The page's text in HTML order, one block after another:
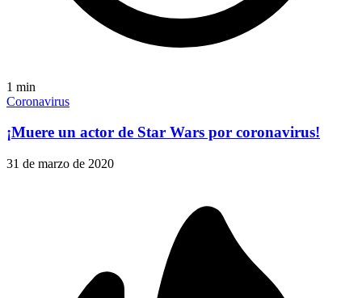
1 min
Coronavirus
¡Muere un actor de Star Wars por coronavirus!
31 de marzo de 2020